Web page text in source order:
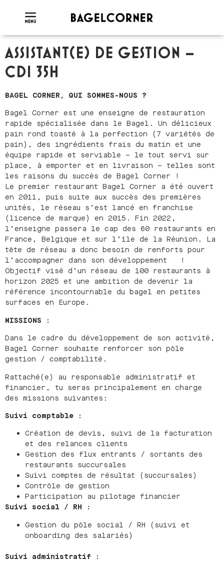
ASSISTANT(E) DE GESTION –
CDI 35H
BAGEL CORNER, QUI SOMMES-NOUS ?
Bagel Corner est une enseigne de restauration
rapide spécialisée dans le Bagel. Un délicieux
pain rond toasté à la perfection (7 variétés de
pain), des ingrédients frais du matin et une
équipe rapide et serviable – le tout servi sur
place, à emporter et en livraison – telles sont
les raisons du succès de Bagel Corner !
Le premier restaurant Bagel Corner a été ouvert
en 2011, puis suite aux succès des premières
unités, le réseau s’est lancé en franchise
(licence de marque) en 2015. Fin 2022,
l’enseigne passera le cap des 60 restaurants en
France, Belgique et sur l’île de la Réunion. La
tête de réseau a donc besoin de renforts pour
l’accompagner dans son développement !
Objectif visé d’un réseau de 100 restaurants à
horizon 2025 et une ambition de devenir la
référence incontournable du bagel en petites
surfaces en Europe.
MISSIONS :
Dans le cadre du développement de son activité,
Bagel Corner souhaite renforcer son pôle
gestion / comptabilité.
Rattaché(e) au responsable administratif et
financier, tu seras principalement en charge
des missions suivantes:
Suivi comptable :
Création de devis, suivi de la facturation
et des relances clients
Gestion des flux entrants / sortants des
restaurants succursales
Suivi comptes de résultat (succursales)
Contrôle de gestion
Participation au pilotage financier
Suivi social / RH :
Gestion du pôle social / RH (suivi et
onboarding des salariés)
Suivi administratif :